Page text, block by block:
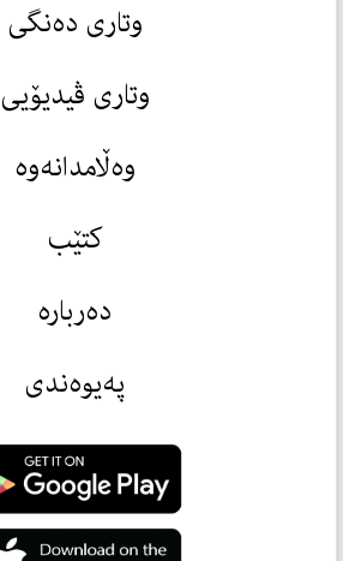
وتاری دەنگی
وتاری ڤیدیۆیی
وەڵامدانەوە
کتێب
دەربارە
پەیوەندی